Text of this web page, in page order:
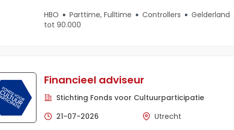
HBO
Parttime, Fulltime Controllers Gelderland
tot 90.000
Financieel adviseur
Stichting Fonds voor Cultuurparticipatie
21-07-2026
Utrecht